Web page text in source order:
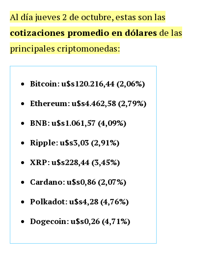
Al día jueves 2 de octubre, estas son las
cotizaciones promedio en dólares de las
principales criptomonedas:
Bitcoin: u$s120.216,44 (2,06%)
Ethereum: u$s4.462,58 (2,79%)
BNB: u$s1.061,57 (4,09%)
Ripple: u$s3,03 (2,91%)
XRP: u$s228,44 (3,45%)
Cardano: u$s0,86 (2,07%)
Polkadot: u$s4,28 (4,76%)
Dogecoin: u$s0,26 (4,71%)